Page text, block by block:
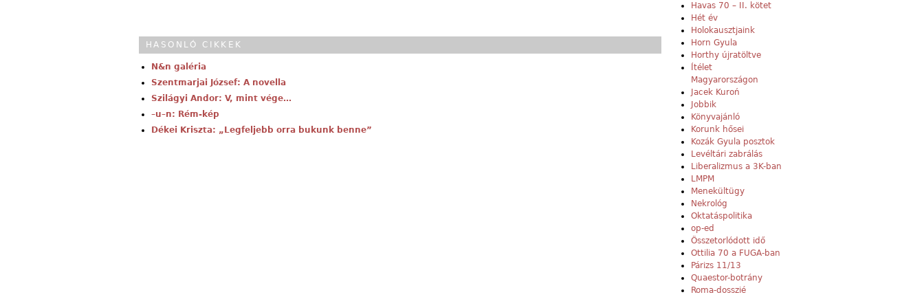
HASONLÓ CIKKEK
N&n galéria
Szentmarjai József: A novella
Szilágyi Andor: V, mint vége…
–u–n: Rém-kép
Dékei Kriszta: „Legfeljebb orra bukunk benne”
Havas 70 – II. kötet
Hét év
Holokausztjaink
Horn Gyula
Horthy újratöltve
Ítélet
Magyarországon
Jacek Kuroń
Jobbik
Könyvajánló
Korunk hősei
Kozák Gyula posztok
Levéltári zabrálás
Liberalizmus a 3K-ban
LMPM
Menekültügy
Nekrológ
Oktatáspolitika
op-ed
Összetorlódott idő
Ottilia 70 a FUGA-ban
Párizs 11/13
Quaestor-botrány
Roma-dosszié